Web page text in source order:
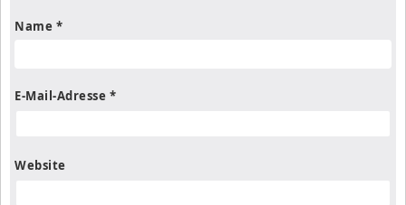
Name *
E-Mail-Adresse *
Website